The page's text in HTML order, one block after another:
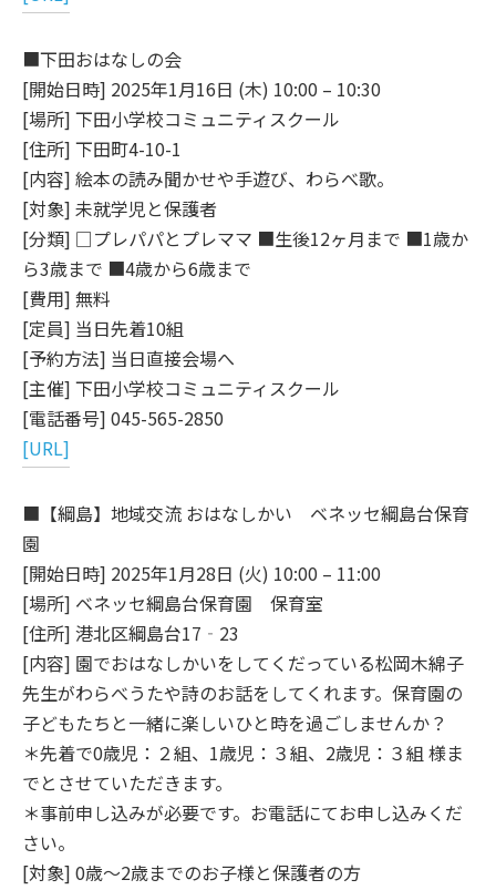
■下田おはなしの会
[開始日時] 2025年1月16日 (木) 10:00 – 10:30
[場所] 下田小学校コミュニティスクール
[住所] 下田町4-10-1
[内容] 絵本の読み聞かせや手遊び、わらべ歌。
[対象] 未就学児と保護者
[分類] □プレパパとプレママ ■生後12ヶ月まで ■1歳か
ら3歳まで ■4歳から6歳まで
[費用] 無料
[定員] 当日先着10組
[予約方法] 当日直接会場へ
[主催] 下田小学校コミュニティスクール
[電話番号] 045-565-2850
[URL]
■【綱島】地域交流 おはなしかい ベネッセ綱島台保育
園
[開始日時] 2025年1月28日 (火) 10:00 – 11:00
[場所] ベネッセ綱島台保育園 保育室
[住所] 港北区綱島台17‐23
[内容] 園でおはなしかいをしてくだっている松岡木綿子
先生がわらべうたや詩のお話をしてくれます。保育園の
子どもたちと一緒に楽しいひと時を過ごしませんか？
＊先着で0歳児：２組、1歳児：３組、2歳児：３組 様ま
でとさせていただきます。
＊事前申し込みが必要です。お電話にてお申し込みくだ
さい。
[対象] 0歳～2歳までのお子様と保護者の方